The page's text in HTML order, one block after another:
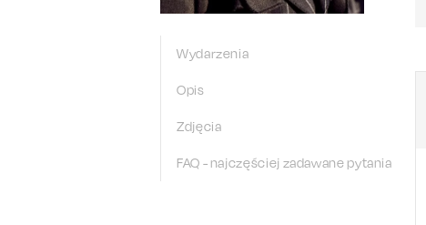
Wydarzenia
Opis
Zdjęcia
FAQ - najczęściej zadawane pytania